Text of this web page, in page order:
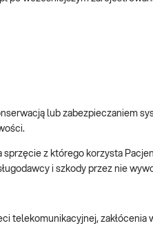
lub zabezpieczaniem
z którego korzysta
i szkody przez nie
telekomunikacyjnej,